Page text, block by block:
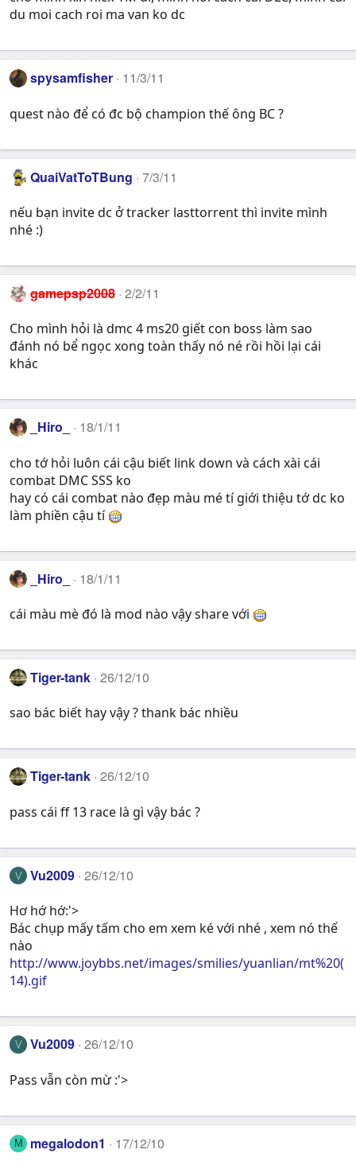
du moi cach roi ma van ko dc
spysamfisher 11/3/11
quest nào để có đc bộ champion thế ông BC ?
QuaiVatToTBung 7/3/11
nếu bạn invite dc ở tracker lasttorrent thì invite mình
nhé :)
gamepsp2008 2/2/11
Cho mình hỏi là dmc 4 ms20 giết con boss làm sao
đánh nó bể ngọc xong toàn thấy nó né rồi hồi lại cái
khác
_Hiro_ 18/1/11
cho tớ hỏi luôn cái cậu biết link down và cách xài cái
combat DMC SSS ko
hay có cái combat nào đẹp màu mé tí giới thiệu tớ dc ko
làm phiền cậu tí
_Hiro_ 18/1/11
cái màu mè đó là mod nào vậy share với
Tiger-tank 26/12/10
sao bác biết hay vậy ? thank bác nhiều
Tiger-tank 26/12/10
pass cái ff 13 race là gì vậy bác ?
V Vu2009 26/12/10
Hơ hớ hớ:'>
Bác chụp mấy tấm cho em xem ké với nhé , xem nó thế
nào
http://www.joybbs.net/images/smilies/yuanlian/mt%20(
14).gif
V Vu2009 26/12/10
Pass vẫn còn mừ :'>
M megalodon1 17/12/10